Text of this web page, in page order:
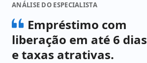
ANÁLISE DO ESPECIALISTA
Empréstimo com
liberação em até 6 dias
e taxas atrativas.